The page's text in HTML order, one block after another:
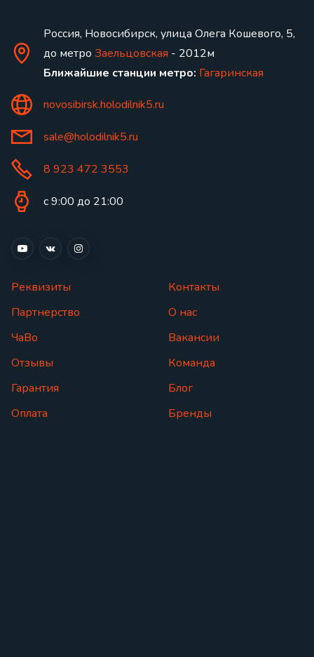
Россия, Новосибирск, улица Олега Кошевого, 5,
до метро Заельцовская - 2012м
Ближайшие станции метро: Гагаринская
novosibirsk.holodilnik5.ru
sale@holodilnik5.ru
8 923 472 3553
с 9:00 до 21:00
Реквизиты
Партнерство
ЧаВо
Отзывы
Гарантия
Оплата
Контакты
О нас
Вакансии
Команда
Блог
Бренды